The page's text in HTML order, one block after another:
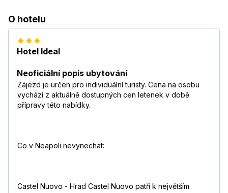
O hotelu
Hotel Ideal
Neoficiální popis ubytování
Zájezd je určen pro individuální turisty. Cena na osobu
vychází z aktuálně dostupných cen letenek v době
přípravy této nabídky.
Co v Neapoli nevynechat:
Castel Nuovo - Hrad Castel Nuovo patří k největším